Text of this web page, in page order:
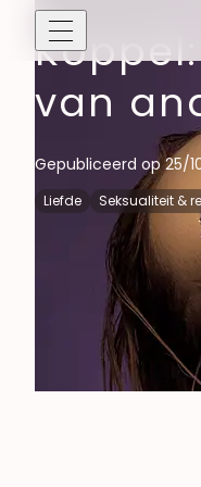
van
Gepubliceerd op 25/
Liefde Seksualiteit &